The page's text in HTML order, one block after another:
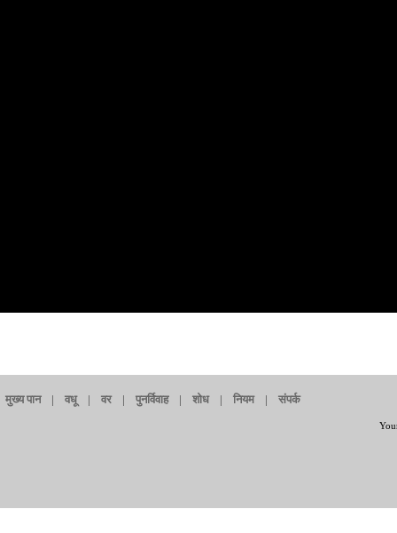
मुख्य पान | वधू | वर | पुनर्विवाह | शोध | नियम | संपर्क